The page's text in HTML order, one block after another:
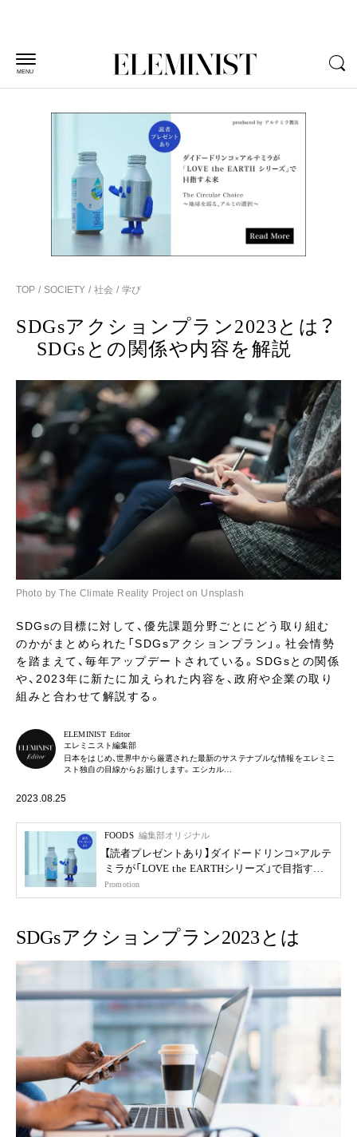
MENU
TOP SOCIETY 社会 学び
SDGsアクションプラン2023とは？
SDGsとの関係や内容を解説
Photo by The Climate Reality Project on Unsplash
SDGsの目標に対して、優先課題分野ごとにどう取り組む
のかがまとめられた「SDGsアクションプラン」。社会情勢
を踏まえて、毎年アップデートされている。SDGsとの関係
や、2023年に新たに加えられた内容を、政府や企業の取り
組みと合わせて解説する。
ELEMINIST Editor
エレミニスト編集部
日本をはじめ、世界中から厳選された最新のサステナブルな情報をエレミニ
スト独自の目線からお届けします。エシカル…
2023.08.25
FOODS 編集部オリジナル
【読者プレゼントあり】ダイドードリンコ×アルテ
ミラが「LOVE the EARTHシリーズ」で目指す未
来
Promotion
SDGsアクションプラン2023とは